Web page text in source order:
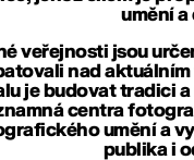
umění
veřejnosti jsou
nad
je budovat tradici
centra
umění a
publika i